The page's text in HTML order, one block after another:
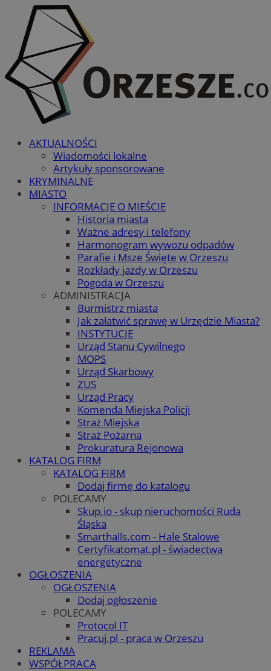
AKTUALNOŚCI
Wiadomości lokalne
Artykuły sponsorowane
KRYMINALNE
MIASTO
INFORMACJE O MIEŚCIE
Historia miasta
Ważne adresy i telefony
Harmonogram wywozu odpadów
Parafie i Msze Święte w Orzeszu
Rozkłady jazdy w Orzeszu
Pogoda w Orzeszu
ADMINISTRACJA
Burmistrz miasta
Jak załatwić sprawę w Urzędzie Miasta?
INSTYTUCJE
Urząd Stanu Cywilnego
MOPS
Urząd Skarbowy
ZUS
Urząd Pracy
Komenda Miejska Policji
Straż Miejska
Straż Pożarna
Prokuratura Rejonowa
KATALOG FIRM
KATALOG FIRM
Dodaj firmę do katalogu
POLECAMY
Skup.io - skup nieruchomości Ruda
Śląska
Smarthalls.com - Hale Stalowe
Certyfikatomat.pl - świadectwa
energetyczne
OGŁOSZENIA
OGŁOSZENIA
Dodaj ogłoszenie
POLECAMY
Protocol IT
Pracuj.pl - praca w Orzeszu
REKLAMA
WSPÓŁPRACA